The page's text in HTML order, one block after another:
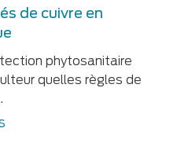
de cuivre en
phytosanitaire
quelles règles de